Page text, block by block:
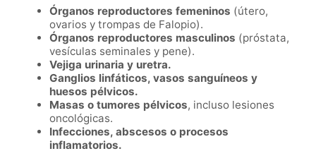
Órganos reproductores femeninos (útero,
ovarios y trompas de Falopio).
Órganos reproductores masculinos (próstata,
vesículas seminales y pene).
Vejiga urinaria y uretra.
Ganglios linfáticos, vasos sanguíneos y
huesos pélvicos.
Masas o tumores pélvicos, incluso lesiones
oncológicas.
Infecciones, abscesos o procesos
inflamatorios.